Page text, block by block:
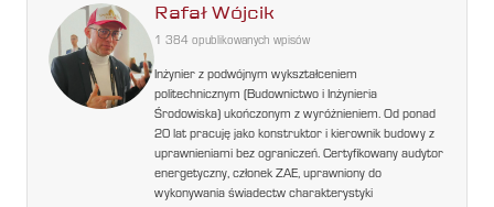
Rafał Wójcik
1 384 opublikowanych wpisów
Inżynier z podwójnym wykształceniem
politechnicznym (Budownictwo i Inżynieria
Środowiska) ukończonym z wyróżnieniem. Od ponad
20 lat pracuję jako konstruktor i kierownik budowy z
uprawnieniami bez ograniczeń. Certyfikowany audytor
energetyczny, członek ZAE, uprawniony do
wykonywania świadectw charakterystyki